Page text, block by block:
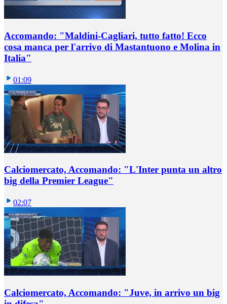
Accomando: "Maldini-Cagliari, tutto fatto! Ecco
cosa manca per l'arrivo di Mastantuono e Molina in
Italia"
01:09
Calciomercato, Accomando: "L'Inter punta un altro
big della Premier League"
02:07
Calciomercato, Accomando: "Juve, in arrivo un big